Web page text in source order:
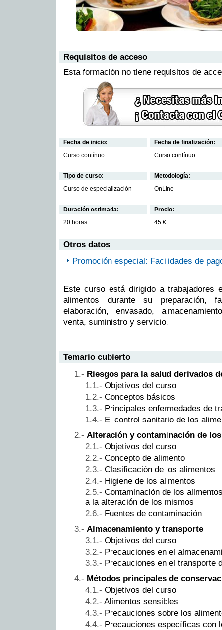
Requisitos de acceso
Esta formación no tiene requisitos de
Fecha de inicio:
Curso contínuo
Fecha de finalización:
Curso contínuo
Tipo de curso:
Curso de especialización
Metodología:
OnLine
Duración estimada:
20 horas
Precio:
45 €
Otros datos
Promoción especial: Facilidades de
Este curso está dirigido a trabajadores
alimentos durante su preparación,
elaboración, envasado,
venta, suministro y servicio.
Temario cubierto
Riesgos para la salud derivados
Objetivos del curso
Conceptos básicos
Principales enfermedades de
El control sanitario de los
Alteración y contaminación de
Objetivos del curso
Concepto de alimento
Clasificación de los alimentos
Higiene de los alimentos
Contaminación de los
a la alteración de los mismos
Fuentes de contaminación
Almacenamiento y transporte
Objetivos del curso
Precauciones en el
Precauciones en el transporte
Métodos principales de
Objetivos del curso
Alimentos sensibles
Precauciones sobre los
Precauciones específicas con